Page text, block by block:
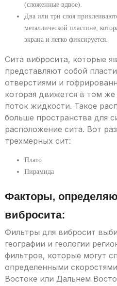
(сложенные вдвое).
Два или три слоя
металлической пластине,
экрана и легко фиксируется.
Сита вибросита, которые
представляют собой
отверстиями и
которая движется в том
поток жидкости. Такое
больше пространства для
расположение сита. Вот
трехмерных сит:
Плато
Пирамида
Факторы,
вибросита:
Фильтры для вибросит
географии и геологии
фильтров, которые могут
определенными
Востоке или Дальнем